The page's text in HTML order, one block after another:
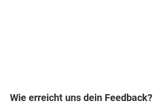
Wie erreicht uns dein Feedback?